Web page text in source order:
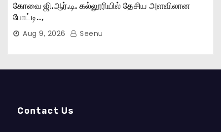
கோவை ஜி.ஆர்.டி. கல்லூரியில் தேசிய அளவிலான
போட்டி..,
Aug 9, 2026 Seenu
Contact Us